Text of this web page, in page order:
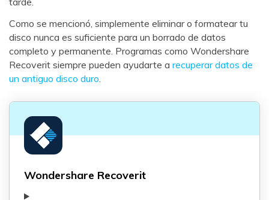
Como se mencionó, simplemente eliminar o formatear tu
disco nunca es suficiente para un borrado de datos
completo y permanente. Programas como Wondershare
Recoverit siempre pueden ayudarte a recuperar datos de
un antiguo disco duro
Wondershare Recoverit